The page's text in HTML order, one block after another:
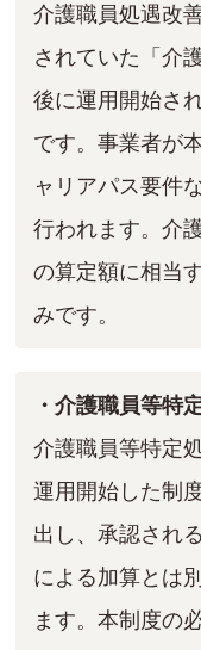
介護職員処遇改
されていた「介
後に運用開始さ
です。事業者が
ャリアパス要件
行われます。介
の算定額に相当
みです。
・介護職員等特
介護職員等特定
運用開始した制
出し、承認され
による加算とは
ます。本制度の